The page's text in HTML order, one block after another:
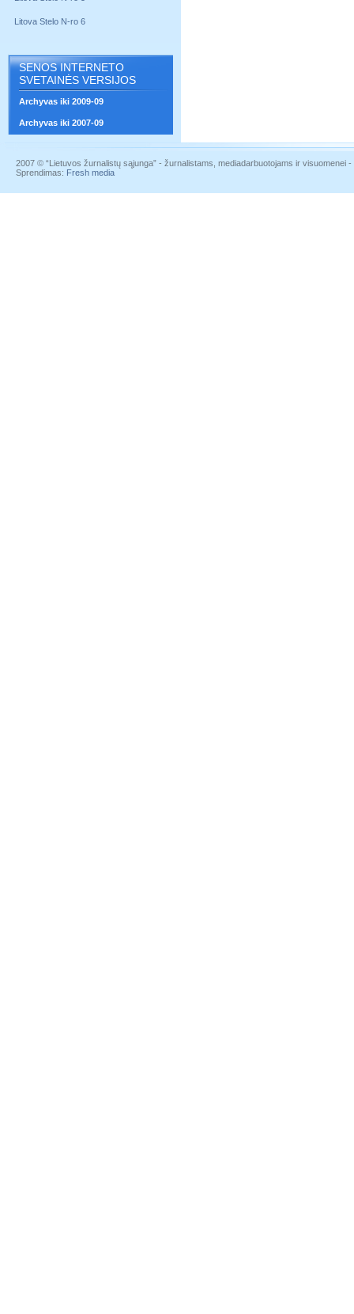
Litova Stelo N-ro 6
SENOS INTERNETO
SVETAINĖS VERSIJOS
Archyvas iki 2009-09
Archyvas iki 2007-09
2007 © “Lietuvos žurnalistų sąjunga” - žurnalistams, mediadarbuotojams ir visuomenei
Sprendimas: Fresh media